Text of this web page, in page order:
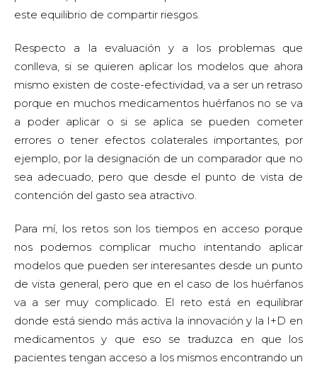
este equilibrio de compartir riesgos.
Respecto a la evaluación y a los problemas que
conlleva, si se quieren aplicar los modelos que ahora
mismo existen de coste-efectividad, va a ser un retraso
porque en muchos medicamentos huérfanos no se va
a poder aplicar o si se aplica se pueden cometer
errores o tener efectos colaterales importantes, por
ejemplo, por la designación de un comparador que no
sea adecuado, pero que desde el punto de vista de
contención del gasto sea atractivo.
Para mí, los retos son los tiempos en acceso porque
nos podemos complicar mucho intentando aplicar
modelos que pueden ser interesantes desde un punto
de vista general, pero que en el caso de los huérfanos
va a ser muy complicado. El reto está en equilibrar
donde está siendo más activa la innovación y la I+D en
medicamentos y que eso se traduzca en que los
pacientes tengan acceso a los mismos encontrando un